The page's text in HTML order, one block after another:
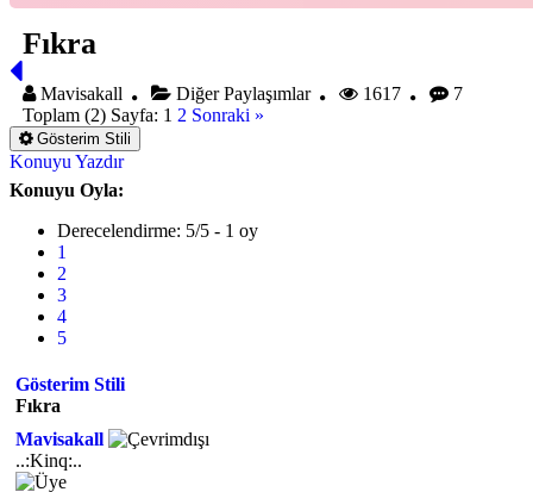
Fıkra
Mavisakall Diğer Paylaşımlar 1617
7
Toplam (2) Sayfa: 1 2 Sonraki »
Gösterim Stili
Konuyu Yazdır
Konuyu Oyla:
Derecelendirme: 5/5 - 1 oy
1
2
3
4
5
Gösterim Stili
Fıkra
Mavisakall
..:Kinq:..